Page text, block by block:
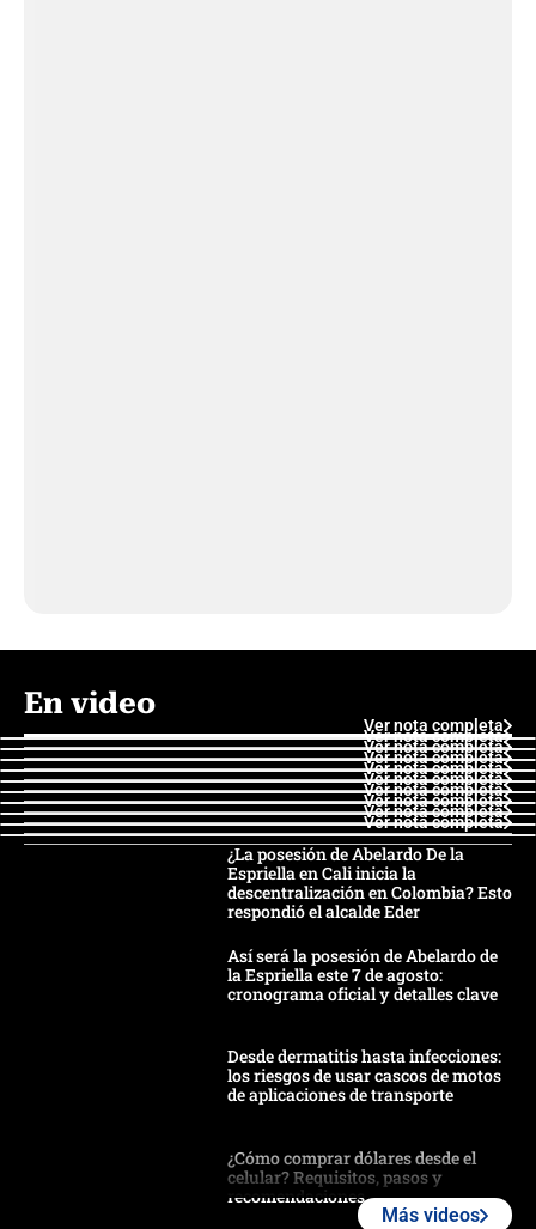
En video
Ver nota completa
Ver nota completa
Ver nota completa
Ver nota completa
Ver nota completa
Ver nota completa
Ver nota completa
Ver nota completa
Ver nota completa
Ver nota completa
¿La posesión de Abelardo De la
Espriella en Cali inicia la
descentralización en Colombia? Esto
respondió el alcalde Eder
Así será la posesión de Abelardo de
la Espriella este 7 de agosto:
cronograma oficial y detalles clave
Desde dermatitis hasta infecciones:
los riesgos de usar cascos de motos
de aplicaciones de transporte
¿Cómo comprar dólares desde el
celular? Requisitos, pasos y
recomendaciones
Más videos